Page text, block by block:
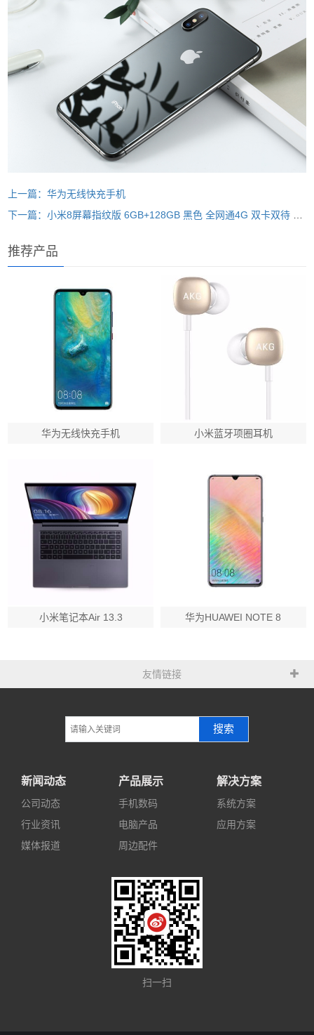
上一篇：华为无线快充手机
下一篇：小米8屏幕指纹版 6GB+128GB 黑色 全网通4G 双卡双待 全面屏拍照智能游戏手机
推荐产品
华为无线快充手机 小米蓝牙项圈耳机
小米笔记本Air 13.3 华为HUAWEI NOTE 8
友情链接
搜索
新闻动态
公司动态
行业资讯
媒体报道
产品展示
手机数码
电脑产品
周边配件
解决方案
系统方案
应用方案
扫一扫